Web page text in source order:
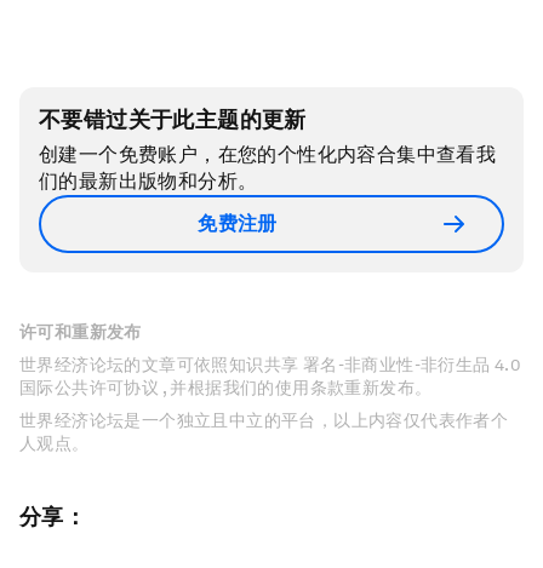
不要错过关于此主题的更新
创建一个免费账户，在您的个性化内容合集中查看我
们的最新出版物和分析。
免费注册
许可和重新发布
世界经济论坛的文章可依照知识共享 署名-非商业性-非衍生品 4.0
国际公共许可协议 , 并根据我们的使用条款重新发布。
世界经济论坛是一个独立且中立的平台，以上内容仅代表作者个
人观点。
分享：